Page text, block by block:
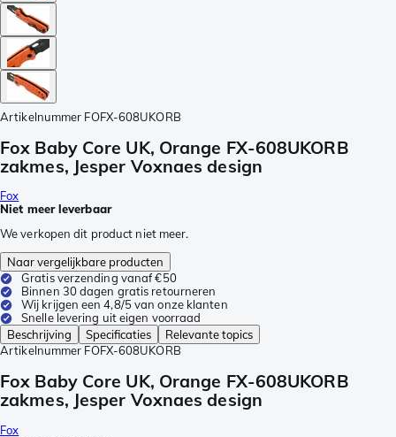
Artikelnummer FOFX-608UKORB
Fox Baby Core UK, Orange FX-608UKORB
zakmes, Jesper Voxnaes design
Fox
Niet meer leverbaar
We verkopen dit product niet meer.
Naar vergelijkbare producten
Gratis verzending vanaf €50
Binnen 30 dagen gratis retourneren
Wij krijgen een 4,8/5 van onze klanten
Snelle levering uit eigen voorraad
Beschrijving
Specificaties
Relevante topics
Artikelnummer FOFX-608UKORB
Fox Baby Core UK, Orange FX-608UKORB
zakmes, Jesper Voxnaes design
Fox